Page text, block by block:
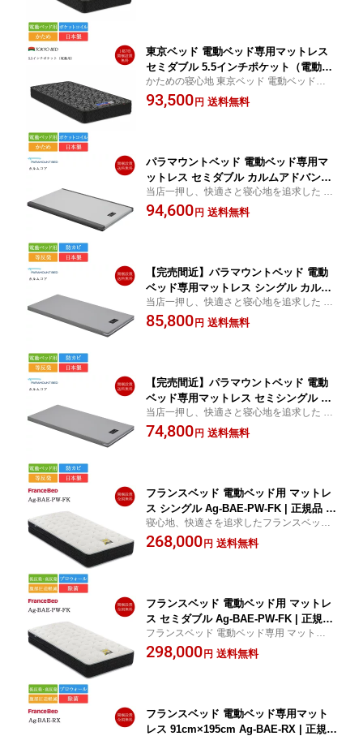
東京ベッド 電動ベッド専用マットレス
セミダブル 5.5インチポケット（電動
用） | 正規品 セミダブルベッド セミダ
ブルマットレス ベッドマットレス 日本
かための寝心地 東京ベッド 電動ベッド専用
マットレス | 東京ベッド製 ポケットコイル
93,500円 送料無料
パラマウントベッド 電動ベッド専用マ
ットレス セミダブル カルムアドバンス
| 正規品 電動ベッド用マットレス 病院
用ベッド マット マットレス のみ イン
当店一押し、快適さと寝心地を追求した パ
ラマウントベッド 人気マットレス
94,600円 送料無料
【完売間近】パラマウントベッド 電動
ベッド専用マットレス シングル カルム
アドバンス | 正規品 電動ベッド用マッ
トレス 病院用ベッド マットレス のみ
当店一押し、快適さと寝心地を追求した パ
ラマウントベッド 人気マットレス
85,800円 送料無料
【完売間近】パラマウントベッド 電動
ベッド専用マットレス セミシングル カ
ルムアドバンス | 正規品 電動ベッド用
マットレス 病院用ベッド マット マット
当店一押し、快適さと寝心地を追求した パ
ラマウントベッド 人気マットレス
74,800円 送料無料
フランスベッド 電動ベッド用 マットレ
ス シングル Ag-BAE-PW-FK | 正規品 電
動リクライニング 介護ベッド 除菌 キュ
リエスエージー 高反発 低反発 日本製
寝心地、快適さを追求したフランスベッド
電動ベッド専用マットレス
268,000円 送料無料
フランスベッド 電動ベッド用 マットレ
ス セミダブル Ag-BAE-PW-FK | 正規品
電動リクライニング 電動 介護ベッド 除
菌 キュリエスエージー 高反発 低反発
フランスベッド 電動ベッド専用 マットレス
| フランスベッド製 電動ベッド マットレス
電動リクライニング ベッドマットレス 除菌
298,000円 送料無料
フランスベッド 電動ベッド専用マット
レス 91cm×195cm Ag-BAE-RX | 正規品